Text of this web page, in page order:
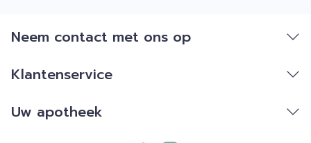
Neem contact met ons op
Klantenservice
Uw apotheek